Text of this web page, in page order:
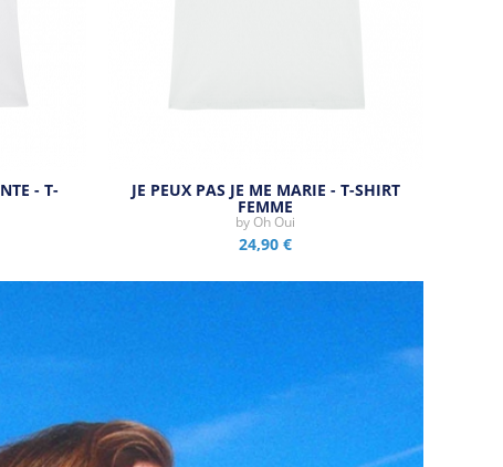
- T-
Aperçu rapide
JE PEUX PAS JE ME MARIE - T-SHIRT
FEMME
by Oh Oui
24,90 €